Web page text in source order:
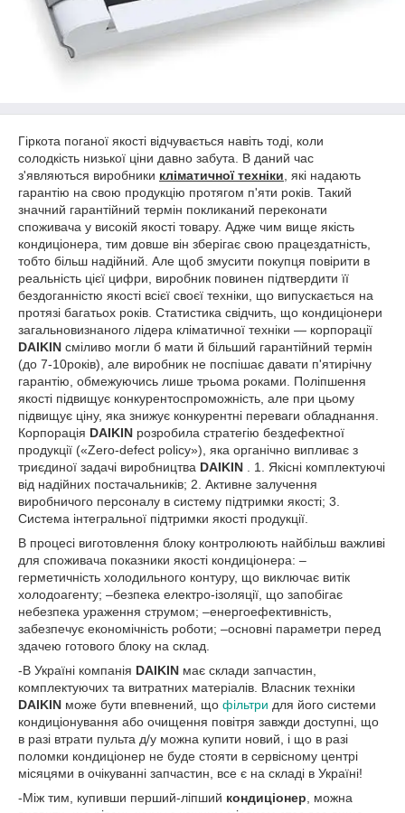
Гіркота поганої якості відчувається навіть тоді, коли
солодкість низької ціни давно забута. В даний час
з'являються виробники кліматичної техніки , які надають
гарантію на свою продукцію протягом п'яти років. Такий
значний гарантійний термін покликаний переконати
споживача у високій якості товару. Адже чим вище якість
кондиціонера, тим довше він зберігає свою працездатність,
тобто більш надійний. Але щоб змусити покупця повірити в
реальність цієї цифри, виробник повинен підтвердити її
бездоганністю якості всієї своєї техніки, що випускається на
протязі багатьох років. Статистика свідчить, що кондиціонери
загальновизнаного лідера кліматичної техніки — корпорації
DAIKIN сміливо могли б мати й більший гарантійний термін
(до 7-10років), але виробник не поспішає давати п'ятирічну
гарантію, обмежуючись лише трьома роками. Поліпшення
якості підвищує конкурентоспроможність, але при цьому
підвищує ціну, яка знижує конкурентні переваги обладнання.
Корпорація DAIKIN розробила стратегію бездефектної
продукції («Zero-defect policy»), яка органічно випливає з
триєдиної задачі виробництва DAIKIN . 1. Якісні комплектуючі
від надійних постачальників; 2. Активне залучення
виробничого персоналу в систему підтримки якості; 3.
Система інтегральної підтримки якості продукції.
В процесі виготовлення блоку контролюють найбільш важливі
для споживача показники якості кондиціонера: –
герметичність холодильного контуру, що виключає витік
холодоагенту; –безпека електро-ізоляції, що запобігає
небезпека ураження струмом; –енергоефективність,
забезпечує економічність роботи; –основні параметри перед
здачею готового блоку на склад.
-В Україні компанія DAIKIN має склади запчастин,
комплектуючих та витратних матеріалів. Власник техніки
DAIKIN може бути впевнений, що фільтри для його системи
кондиціонування або очищення повітря завжди доступні, що
в разі втрати пульта д/у можна купити новий, і що в разі
поломки кондиціонер не буде стояти в сервісному центрі
місяцями в очікуванні запчастин, все є на складі в Україні!
-Між тим, купивши перший-ліпший кондиціонер , можна